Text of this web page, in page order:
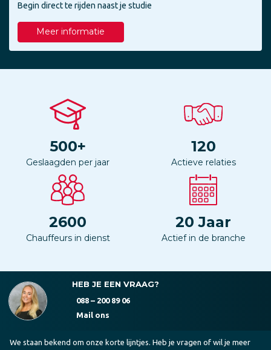
Begin direct te rijden naast je studie
Meer informatie
500+
Geslaagden per jaar
120
Actieve relaties
2600
Chauffeurs in dienst
20 Jaar
Actief in de branche
HEB JE EEN VRAAG?
088 – 200 89 06
Mail ons
We staan bekend om onze korte lijntjes. Heb je vragen of wil je meer